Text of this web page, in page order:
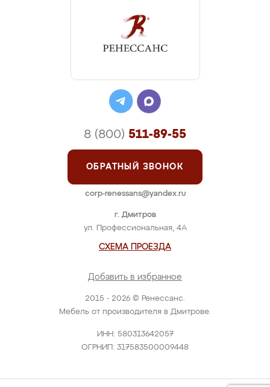
2015 - 2026 © Ренессанс.
Мебель от производителя в Дмитрове.
ИНН: 580313642057
ОГРНИП: 317583500009448
г. Дмитров
ул. Профессиональная, 4А
СХЕМА ПРОЕЗДА
Добавить в избранное
8 (800) 511-89-55
ОБРАТНЫЙ ЗВОНОК
corp-renessans@yandex.ru